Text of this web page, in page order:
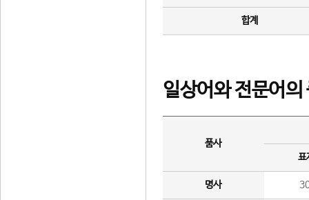
합계
일상어와 전문어의
품사
표
명사